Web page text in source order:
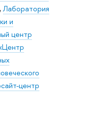
,Лаборатория
и
центр
центр